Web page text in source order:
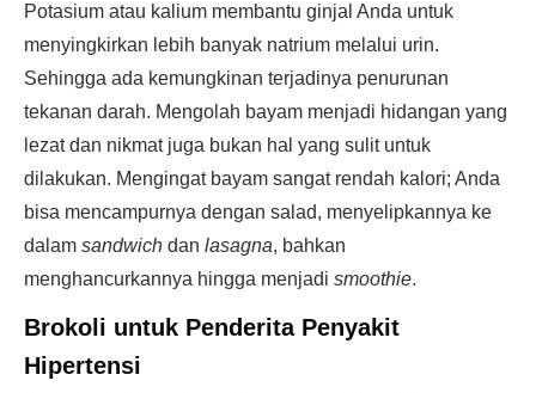
Potasium atau kalium membantu ginjal Anda untuk
menyingkirkan lebih banyak natrium melalui urin.
Sehingga ada kemungkinan terjadinya penurunan
tekanan darah. Mengolah bayam menjadi hidangan yang
lezat dan nikmat juga bukan hal yang sulit untuk
dilakukan. Mengingat bayam sangat rendah kalori; Anda
bisa mencampurnya dengan salad, menyelipkannya ke
dalam sandwich dan lasagna, bahkan
menghancurkannya hingga menjadi smoothie.
Brokoli untuk Penderita Penyakit
Hipertensi